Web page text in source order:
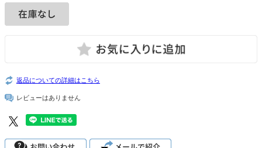
返品についての詳細はこちら
レビューはありません